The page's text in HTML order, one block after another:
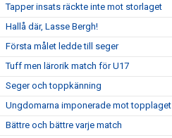
Tapper insats räckte inte mot storlaget
Hallå där, Lasse Bergh!
Första målet ledde till seger
Tuff men lärorik match för U17
Seger och toppkänning
Ungdomarna imponerade mot topplaget
Bättre och bättre varje match